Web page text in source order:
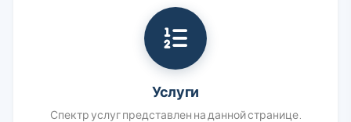
Услуги
Спектр услуг представлен на данной странице.